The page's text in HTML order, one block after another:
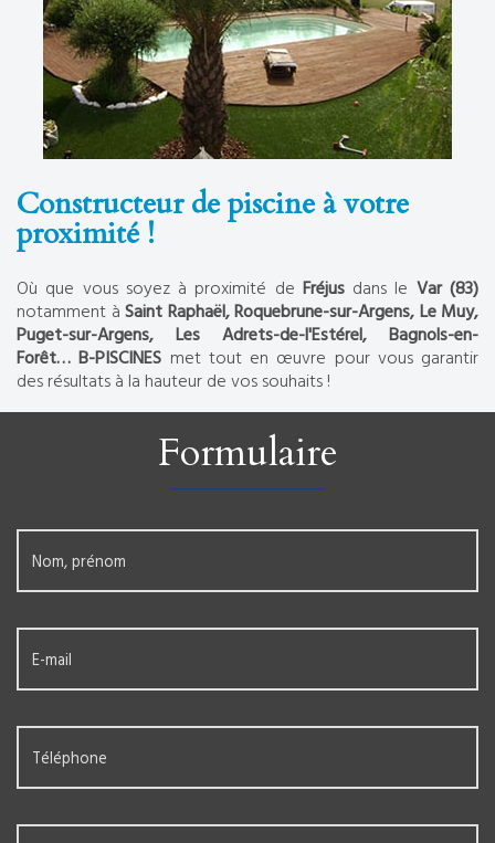
Constructeur de piscine à votre
proximité !
Où que vous soyez à proximité de Fréjusdans le Var (83)
notamment àSaint Raphaël, Roquebrune-sur-Argens, Le Muy,
Puget-sur-Argens, Les Adrets-de-l'Estérel, Bagnols-en-
Forêt… B-PISCINES met tout en œuvre pour vous garantir
des résultats à la hauteur de vos souhaits !
Formulaire
Nom, prénom
E-mail
Téléphone